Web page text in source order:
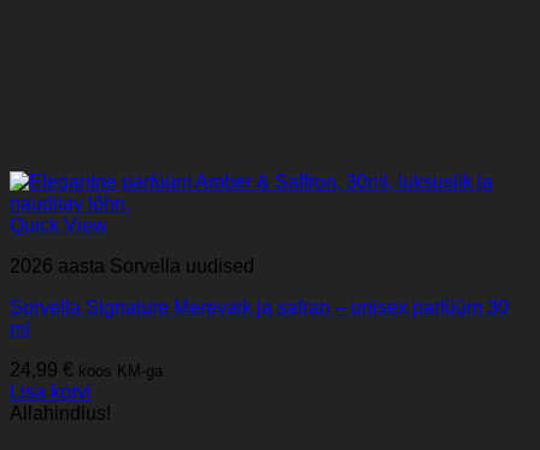
Quick View
2026 aasta Sorvella uudised
Sorvella Signature Merevaik ja safran – unisex parfüüm 30
ml
24,99 € koos KM-ga
Lisa korvi
Allahindlus!